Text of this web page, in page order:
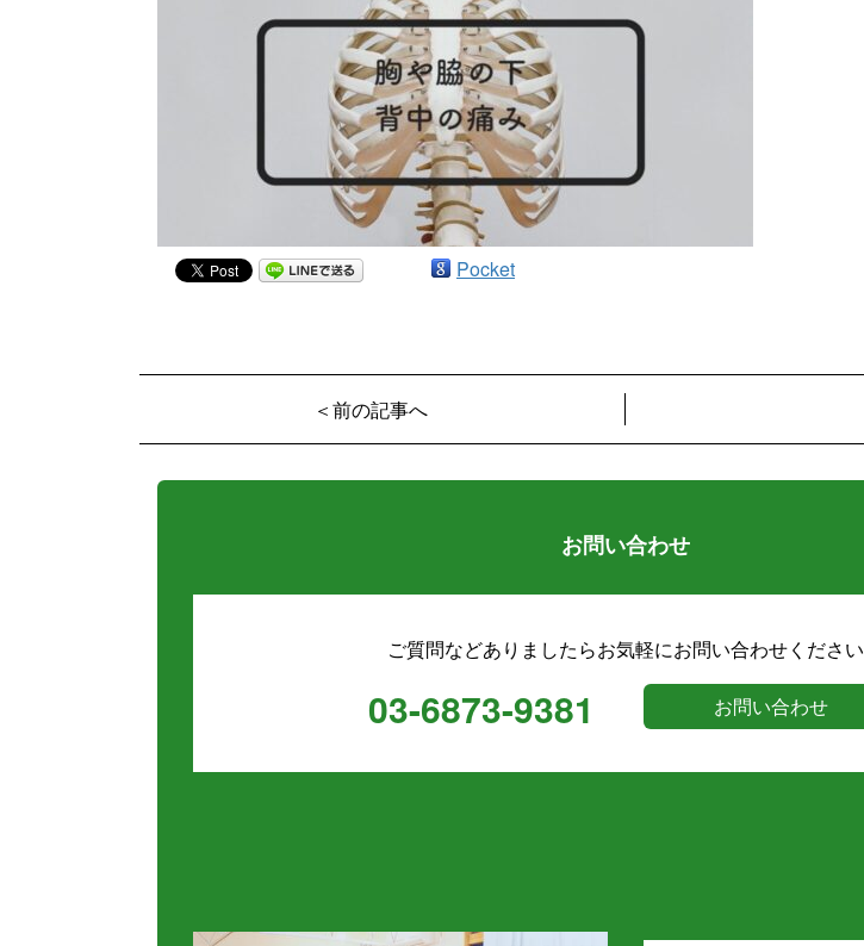
Pocket
＜前の記事へ
お問い合わせ
ご質問などありましたらお気軽にお問い合わせください
03-6873-9381 お問い合わせ